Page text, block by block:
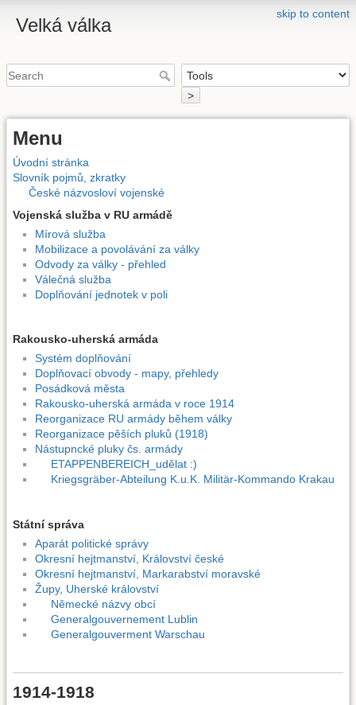
skip to content
Velká válka
>
Menu
Úvodní stránka
Slovník pojmů, zkratky
České názvosloví vojenské
Vojenská služba v RU armádě
Mírová služba
Mobilizace a povolávání za války
Odvody za války - přehled
Válečná služba
Doplňování jednotek v poli
Rakousko-uherská armáda
Systém doplňování
Doplňovací obvody - mapy, přehledy
Posádková města
Rakousko-uherská armáda v roce 1914
Reorganizace RU armády během války
Reorganizace pěších pluků (1918)
Nástupncké pluky čs. armády
ETAPPENBEREICH_udělat :)
Kriegsgräber-Abteilung K.u.K. Militär-Kommando Krakau
Státní správa
Aparát politické správy
Okresní hejtmanství, Království české
Okresní hejtmanství, Markarabství moravské
Župy, Uherské království
Německé názvy obcí
Generalgouvernement Lublin
Generalgouverment Warschau
1914-1918